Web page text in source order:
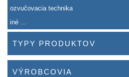
ozvučovacia technika
iné ...
TYPY PRODUKTOV
VÝROBCOVIA